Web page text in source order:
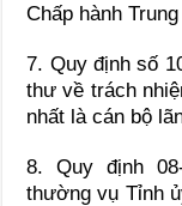
Chấp hành
7. Quy định số
thư về trách
nhất là cán bộ
8. Quy định
thường vụ Tỉnh